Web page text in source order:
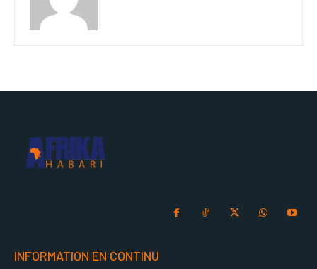
INFORMATION EN CONTINU